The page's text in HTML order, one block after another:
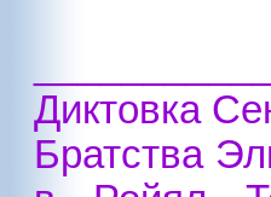
Диктовка
Братства